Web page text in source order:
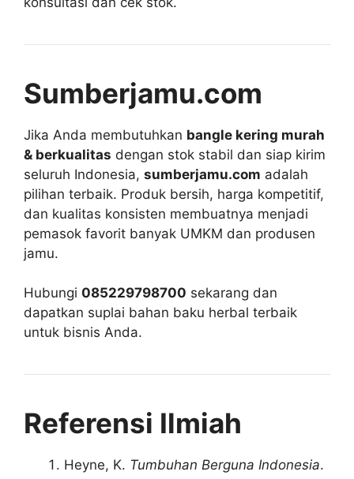
Sumberjamu.com
Jika Anda membutuhkan bangle kering murah
& berkualitas dengan stok stabil dan siap kirim
seluruh Indonesia, sumberjamu.com adalah
pilihan terbaik. Produk bersih, harga kompetitif,
dan kualitas konsisten membuatnya menjadi
pemasok favorit banyak UMKM dan produsen
jamu.
Hubungi 085229798700 sekarang dan
dapatkan suplai bahan baku herbal terbaik
untuk bisnis Anda.
Referensi Ilmiah
Heyne, K. Tumbuhan Berguna Indonesia.